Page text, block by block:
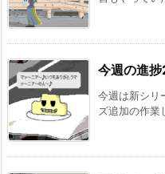
今週の進
今週は新シリ
ズ追加の作業